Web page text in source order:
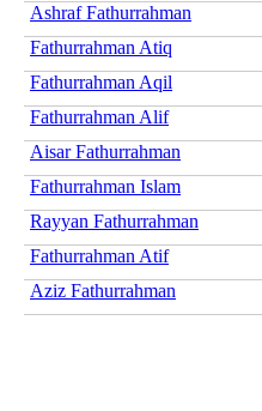
Ashraf Fathurrahman
Fathurrahman Atiq
Fathurrahman Aqil
Fathurrahman Alif
Aisar Fathurrahman
Fathurrahman Islam
Rayyan Fathurrahman
Fathurrahman Atif
Aziz Fathurrahman